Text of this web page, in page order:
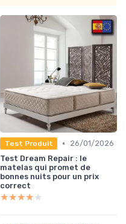
Test Produit •
26/01/2026
Test Dream Repair : le
matelas qui promet de
bonnes nuits pour un prix
correct
★★★★★
★★★★★